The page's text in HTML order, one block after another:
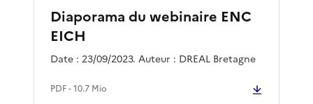
Diaporama du webinaire ENC
EICH
PDF- 10.7 Mio
Date : 23/09/2023. Auteur : DREAL Bretagne